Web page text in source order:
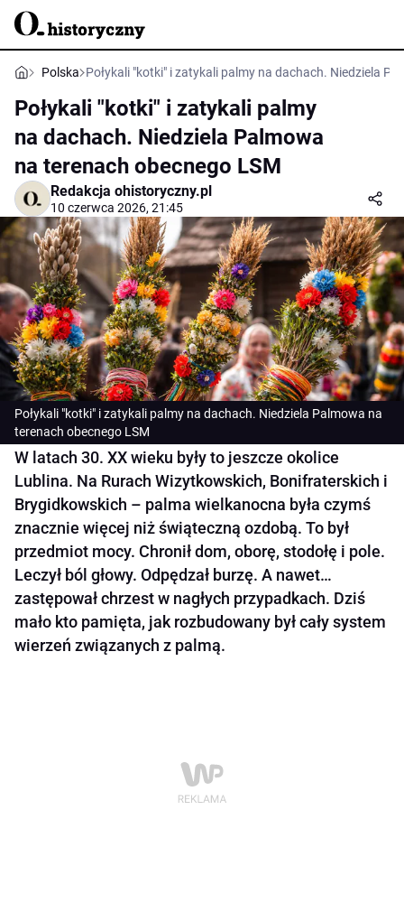
Polska Połykali "kotki" i zatykali palmy na dachach. Niedziela
Połykali "kotki" i zatykali palmy
na dachach. Niedziela Palmowa
na terenach obecnego LSM
Redakcja ohistoryczny.pl
10 czerwca 2026, 21:45
Połykali "kotki" i zatykali palmy na dachach. Niedziela Palmowa na
terenach obecnego LSM
W latach 30. XX wieku były to jeszcze okolice
Lublina. Na Rurach Wizytkowskich, Bonifraterskich i
Brygidkowskich – palma wielkanocna była czymś
znacznie więcej niż świąteczną ozdobą. To był
przedmiot mocy. Chronił dom, oborę, stodołę i pole.
Leczył ból głowy. Odpędzał burzę. A nawet…
zastępował chrzest w nagłych przypadkach. Dziś
mało kto pamięta, jak rozbudowany był cały system
wierzeń związanych z palmą.